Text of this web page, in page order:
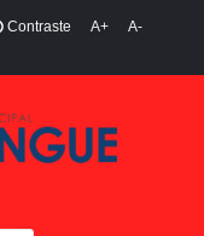
Contraste A+
A-